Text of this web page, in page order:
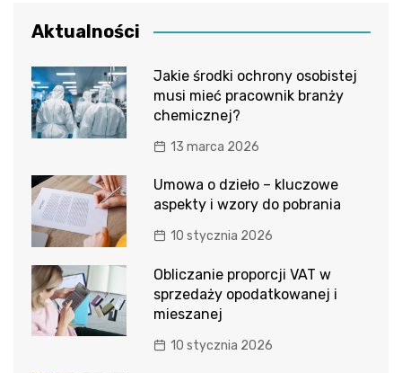
Aktualności
Jakie środki ochrony osobistej
musi mieć pracownik branży
chemicznej?
13 marca 2026
Umowa o dzieło – kluczowe
aspekty i wzory do pobrania
10 stycznia 2026
Obliczanie proporcji VAT w
sprzedaży opodatkowanej i
mieszanej
10 stycznia 2026